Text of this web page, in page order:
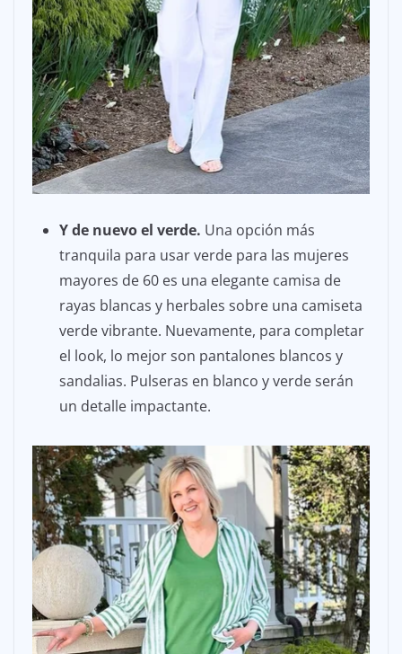
Y de nuevo el verde. Una opción más
tranquila para usar verde para las mujeres
mayores de 60 es una elegante camisa de
rayas blancas y herbales sobre una camiseta
verde vibrante. Nuevamente, para completar
el look, lo mejor son pantalones blancos y
sandalias. Pulseras en blanco y verde serán
un detalle impactante.